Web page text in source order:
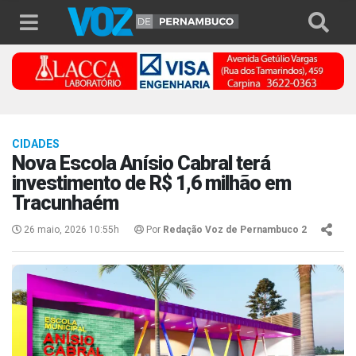
CIDADES
Nova Escola Anísio Cabral terá
investimento de R$ 1,6 milhão em
Tracunhaém
26 maio, 2026 10:55h Por Redação Voz de Pernambuco 2